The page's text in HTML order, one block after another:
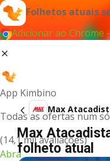
Folhetos atuais
Adicionar ao Chrome
App Kimbino
Todas as ofertas num
(14,1 mil avaliações)
Abra
Max
Max
folheto atual